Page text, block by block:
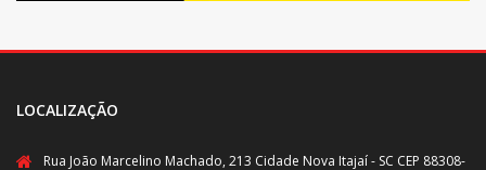
LOCALIZAÇÃO
Rua João Marcelino Machado, 213 Cidade Nova Itajaí - SC CEP 88308-